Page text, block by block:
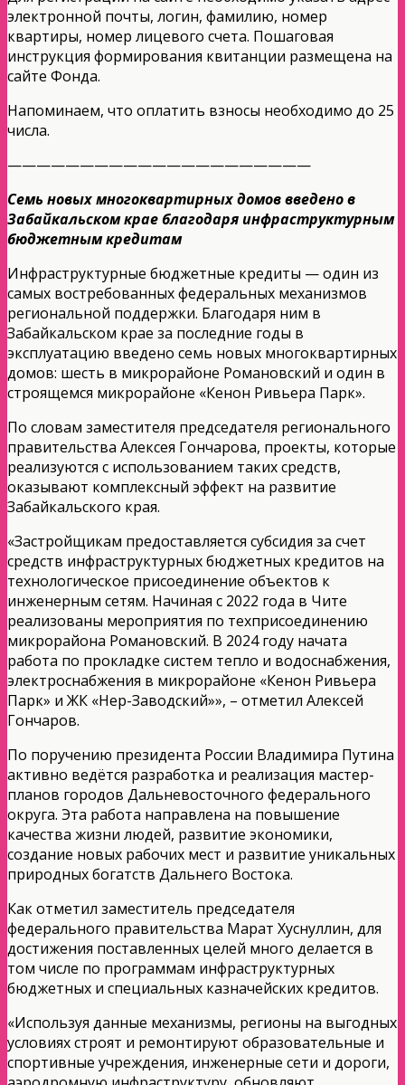
электронной почты, логин, фамилию, номер
квартиры, номер лицевого счета. Пошаговая
инструкция формирования квитанции размещена на
сайте Фонда.
Напоминаем, что оплатить взносы необходимо до 25
числа.
—————————————————————
Семь новых многоквартирных домов введено в
Забайкальском крае благодаря инфраструктурным
бюджетным кредитам
Инфраструктурные бюджетные кредиты — один из
самых востребованных федеральных механизмов
региональной поддержки. Благодаря ним в
Забайкальском крае за последние годы в
эксплуатацию введено семь новых многоквартирных
домов: шесть в микрорайоне Романовский и один в
строящемся микрорайоне «Кенон Ривьера Парк».
По словам заместителя председателя регионального
правительства Алексея Гончарова, проекты, которые
реализуются с использованием таких средств,
оказывают комплексный эффект на развитие
Забайкальского края.
«Застройщикам предоставляется субсидия за счет
средств инфраструктурных бюджетных кредитов на
технологическое присоединение объектов к
инженерным сетям. Начиная с 2022 года в Чите
реализованы мероприятия по техприсоединению
микрорайона Романовский. В 2024 году начата
работа по прокладке систем тепло и водоснабжения,
электроснабжения в микрорайоне «Кенон Ривьера
Парк» и ЖК «Нер-Заводский»», – отметил Алексей
Гончаров.
По поручению президента России Владимира Путина
активно ведётся разработка и реализация мастер-
планов городов Дальневосточного федерального
округа. Эта работа направлена на повышение
качества жизни людей, развитие экономики,
создание новых рабочих мест и развитие уникальных
природных богатств Дальнего Востока.
Как отметил заместитель председателя
федерального правительства Марат Хуснуллин, для
достижения поставленных целей много делается в
том числе по программам инфраструктурных
бюджетных и специальных казначейских кредитов.
«Используя данные механизмы, регионы на выгодных
условиях строят и ремонтируют образовательные и
спортивные учреждения, инженерные сети и дороги,